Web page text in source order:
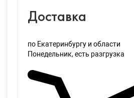
Доставка
по Екатеринбургу и области
Понедельник, есть разгрузка